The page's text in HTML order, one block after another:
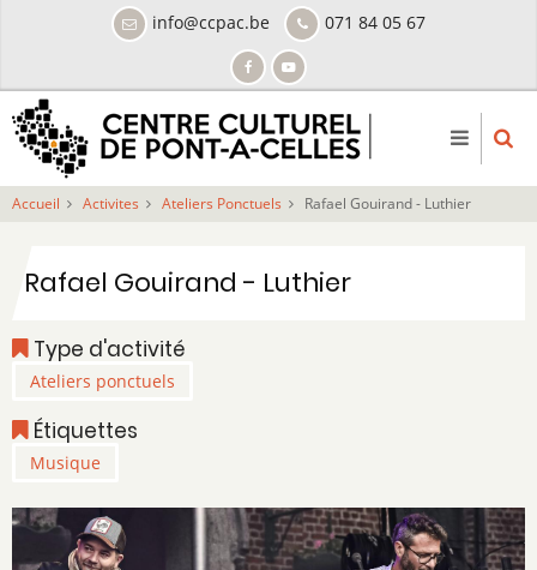
principal
info@ccpac.be 071 84 05 67
Accueil Activites Ateliers Ponctuels Rafael Gouirand - Luthier
Rafael Gouirand - Luthier
Type d'activité
Ateliers ponctuels
Étiquettes
Musique